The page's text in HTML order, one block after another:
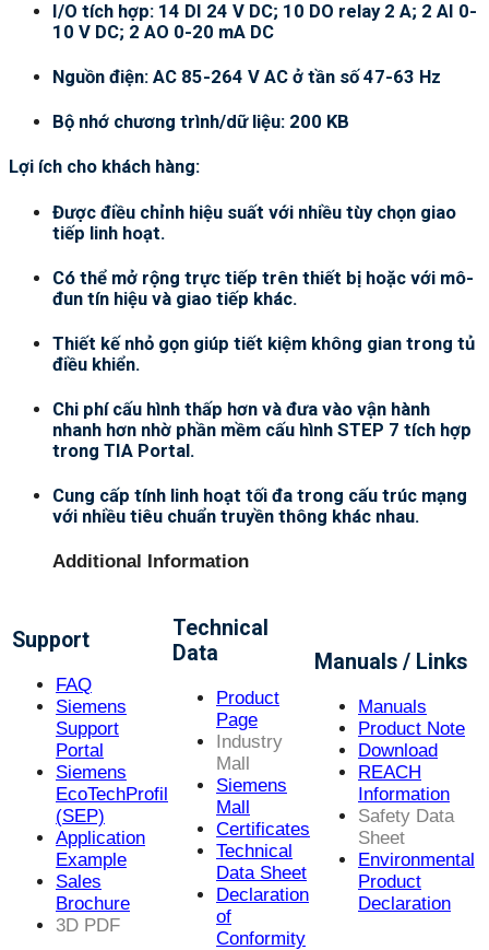
I/O tích hợp: 14 DI 24 V DC; 10 DO relay 2 A; 2 AI 0-
10 V DC; 2 AO 0-20 mA DC
Nguồn điện: AC 85-264 V AC ở tần số 47-63 Hz
Bộ nhớ chương trình/dữ liệu: 200 KB
Lợi ích cho khách hàng:
Được điều chỉnh hiệu suất với nhiều tùy chọn giao
tiếp linh hoạt.
Có thể mở rộng trực tiếp trên thiết bị hoặc với mô-
đun tín hiệu và giao tiếp khác.
Thiết kế nhỏ gọn giúp tiết kiệm không gian trong tủ
điều khiển.
Chi phí cấu hình thấp hơn và đưa vào vận hành
nhanh hơn nhờ phần mềm cấu hình STEP 7 tích hợp
trong TIA Portal.
Cung cấp tính linh hoạt tối đa trong cấu trúc mạng
với nhiều tiêu chuẩn truyền thông khác nhau.
Additional Information
Support
FAQ
Siemens
Support
Portal
Siemens
EcoTechProfil
(SEP)
Application
Example
Sales
Brochure
3D PDF
Technical
Data
Product
Page
Industry
Mall
Siemens
Mall
Certificates
Technical
Data Sheet
Declaration
of
Conformity
Manuals / Links
Manuals
Product Note
Download
REACH
Information
Safety Data
Sheet
Environmental
Product
Declaration